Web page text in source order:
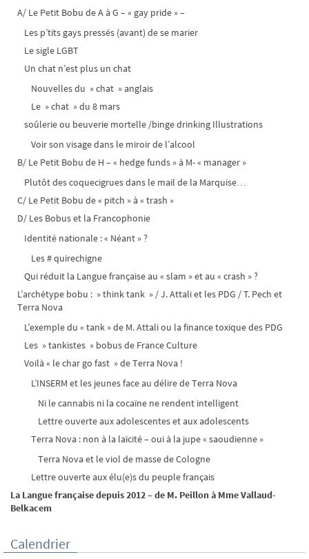
A/ Le Petit Bobu de A à G – « gay pride » –
Les p’tits gays pressés (avant) de se marier
Le sigle LGBT
Un chat n’est plus un chat
Nouvelles du » chat » anglais
Le » chat » du 8 mars
soûlerie ou beuverie mortelle /binge drinking Illustrations
Voir son visage dans le miroir de l’alcool
B/ Le Petit Bobu de H – « hedge funds » à M- « manager »
Plutôt des coquecigrues dans le mail de la Marquise…
C/ Le Petit Bobu de « pitch » à « trash »
D/ Les Bobus et la Francophonie
Identité nationale : « Néant » ?
Les # quirechigne
Qui réduit la Langue française au « slam » et au « crash » ?
L’archétype bobu : » think tank » / J. Attali et les PDG / T. Pech et
Terra Nova
L’exemple du « tank » de M. Attali ou la finance toxique des PDG
Les » tankistes » bobus de France Culture
Voilà « le char go fast » de Terra Nova !
L’INSERM et les jeunes face au délire de Terra Nova
Ni le cannabis ni la cocaïne ne rendent intelligent
Lettre ouverte aux adolescentes et aux adolescents
Terra Nova : non à la laïcité – oui à la jupe « saoudienne »
Terra Nova et le viol de masse de Cologne
Lettre ouverte aux élu(e)s du peuple français
La Langue française depuis 2012 – de M. Peillon à Mme Vallaud-
Belkacem
Calendrier